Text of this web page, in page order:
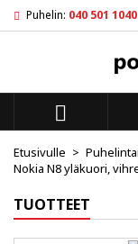
Puhelin: 040 501 1040

Etusivulle
Nokia N8 yläkuori,
TUOTTEET
My
Create new
Luo
Toivelistan nimi
Kirjaudu
Sinun pitää